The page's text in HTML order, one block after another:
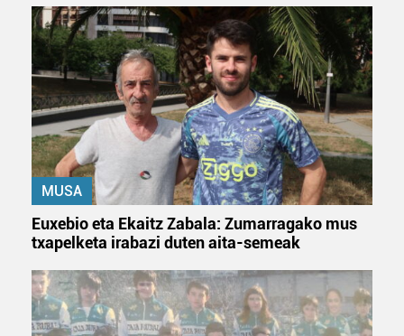
MUSA
Euxebio eta Ekaitz Zabala: Zumarragako mus
txapelketa irabazi duten aita-semeak